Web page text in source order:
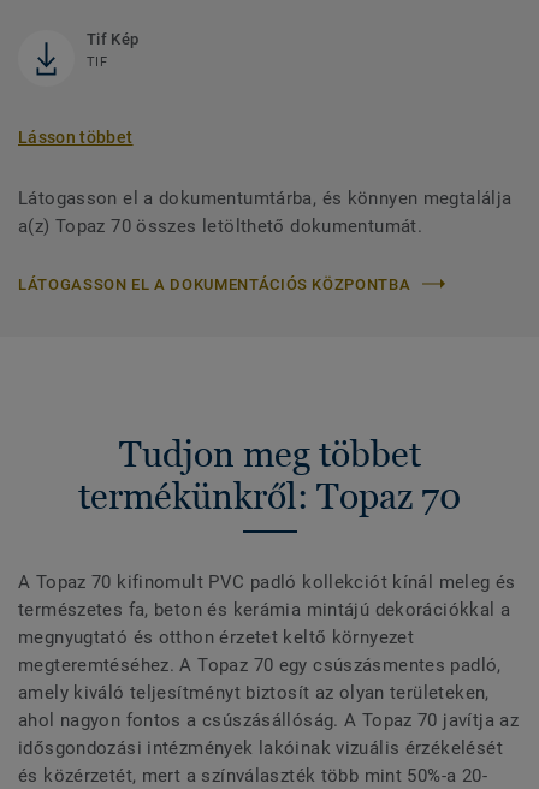
Tif Kép
TIF
Lásson többet
Látogasson el a dokumentumtárba, és könnyen megtalálja
a(z) Topaz 70 összes letölthető dokumentumát.
LÁTOGASSON EL A DOKUMENTÁCIÓS KÖZPONTBA
Tudjon meg többet
termékünkről: Topaz 70
A Topaz 70 kifinomult PVC padló kollekciót kínál meleg és
természetes fa, beton és kerámia mintájú dekorációkkal a
megnyugtató és otthon érzetet keltő környezet
megteremtéséhez. A Topaz 70 egy csúszásmentes padló,
amely kiváló teljesítményt biztosít az olyan területeken,
ahol nagyon fontos a csúszásállóság. A Topaz 70 javítja az
idősgondozási intézmények lakóinak vizuális érzékelését
és közérzetét, mert a színválaszték több mint 50%-a 20-